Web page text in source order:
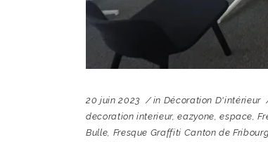
20 juin 2023 in Décoration D'intérieur
decoration interieur,eazyone ,espace ,
Bulle Fresque Graffiti Canton de